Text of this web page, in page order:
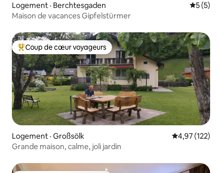
Logement · Berchtesgaden Note
5 (5)
Maison de vacances Gipfelstürmer
Coup de cœur voyageurs parmi les plus aimés
Coup de cœur voyageurs
Logement · Großsölk Note
4,97 (122)
Grande maison, calme, joli jardin